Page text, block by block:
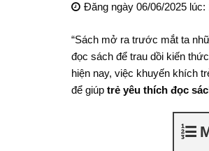
Đăng ngày 06/06/2025 lúc:
“Sách mở ra trước mắt ta
đọc sách để trau dồi kiến
hiện nay, việc khuyến khích
để giúp trẻ yêu thích đọc